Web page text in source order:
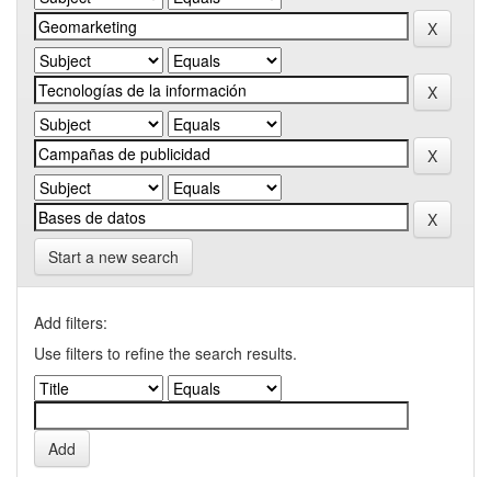
Start a new search
Add filters:
Use filters to refine the search results.